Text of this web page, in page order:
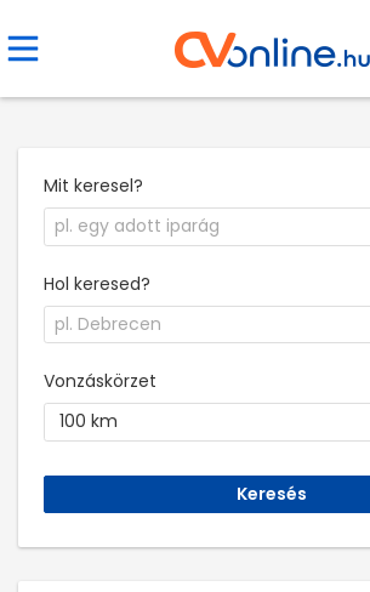
Mit keresel?
Hol keresed?
Vonzáskörzet